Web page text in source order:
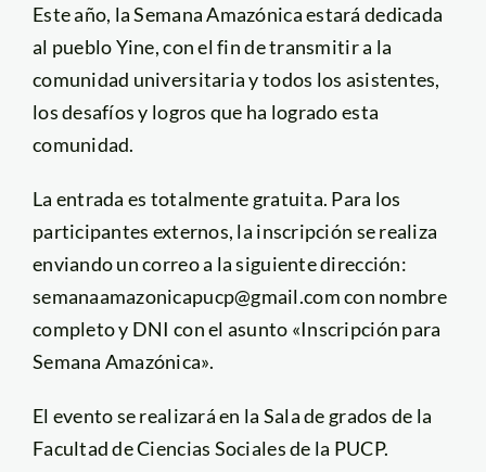
Este año, la Semana Amazónica estará dedicada
al pueblo Yine, con el fin de transmitir a la
comunidad universitaria y todos los asistentes,
los desafíos y logros que ha logrado esta
comunidad.
La entrada es totalmente gratuita. Para los
participantes externos, la inscripción se realiza
enviando un correo a la siguiente dirección:
semanaamazonicapucp@gmail.com con nombre
completo y DNI con el asunto «Inscripción para
Semana Amazónica».
El evento se realizará en la Sala de grados de la
Facultad de Ciencias Sociales de la PUCP.